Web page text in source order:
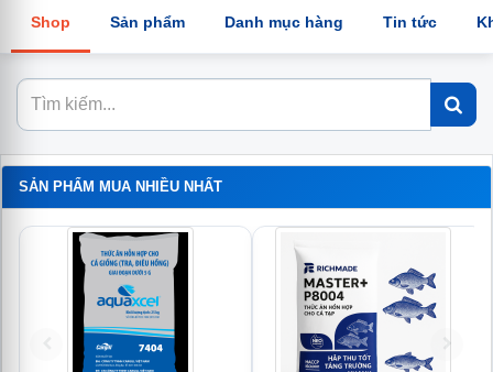
Shop Sản phẩm Danh mục hàng Tin tức
SẢN PHẨM MUA NHIỀU NHẤT